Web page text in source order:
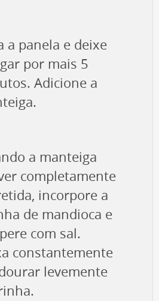
a panela e deixe
por mais 5
Adicione a
a manteiga
completamente
incorpore a
de mandioca e
com sal.
constantemente
levemente